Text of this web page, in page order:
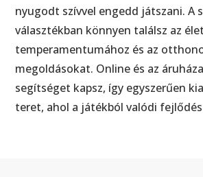
nyugodt szívvel engedd játszani. A
választékban könnyen találsz az
temperamentumához és az
megoldásokat. Online és az
segítséget kapsz, így egyszerűen
teret, ahol a játékból valódi fejlődés